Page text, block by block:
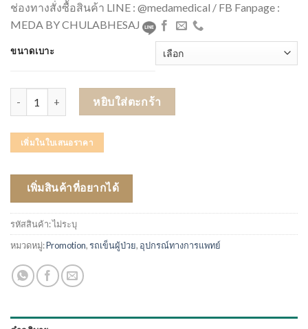
ช่องทางสั่งซื้อสินค้า LINE : @medamedical / FB Fanpage :
MEDA BY CHULABHESAJ
ขนาดเบาะ
จำนวน รถเข็น Soma รุ่น AGILE (รับประกันโครงสร้าง 3 ปี) ชิ้น
หยิบใส่ตะกร้า
เพิ่มในใบเสนอราคา
เพิ่มสินค้าที่อยากได้
รหัสสินค้า:ไม่ระบุ
หมวดหมู่:Promotion,รถเข็นผู้ป่วย, อุปกรณ์ทางการแพทย์